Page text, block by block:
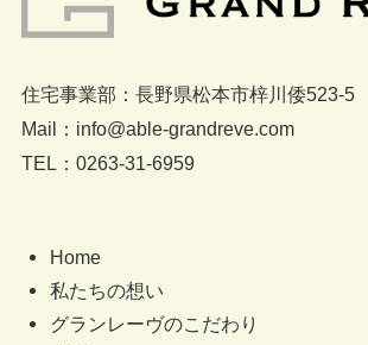
住宅事業部：長野県松本市梓川倭523-5
Mail：info@able-grandreve.com
TEL：0263-31-6959
Home
私たちの想い
グランレーヴのこだわり